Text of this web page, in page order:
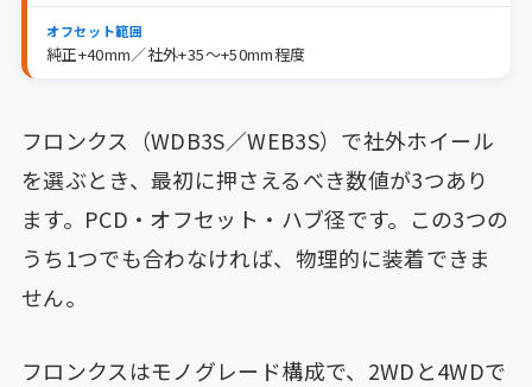
オフセット範囲
純正+40mm／社外+35〜+50mm程度
フロンクス（WDB3S／WEB3S）で社外ホイール
を選ぶとき、最初に押さえるべき数値が3つあり
ます。PCD・オフセット・ハブ径です。この3つの
うち1つでも合わなければ、物理的に装着できま
せん。
フロンクスはモノグレード構成で、2WDと4WDで